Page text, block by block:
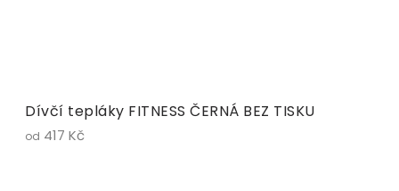
Dívčí tepláky FITNESS ČERNÁ BEZ TISKU
od 417 Kč